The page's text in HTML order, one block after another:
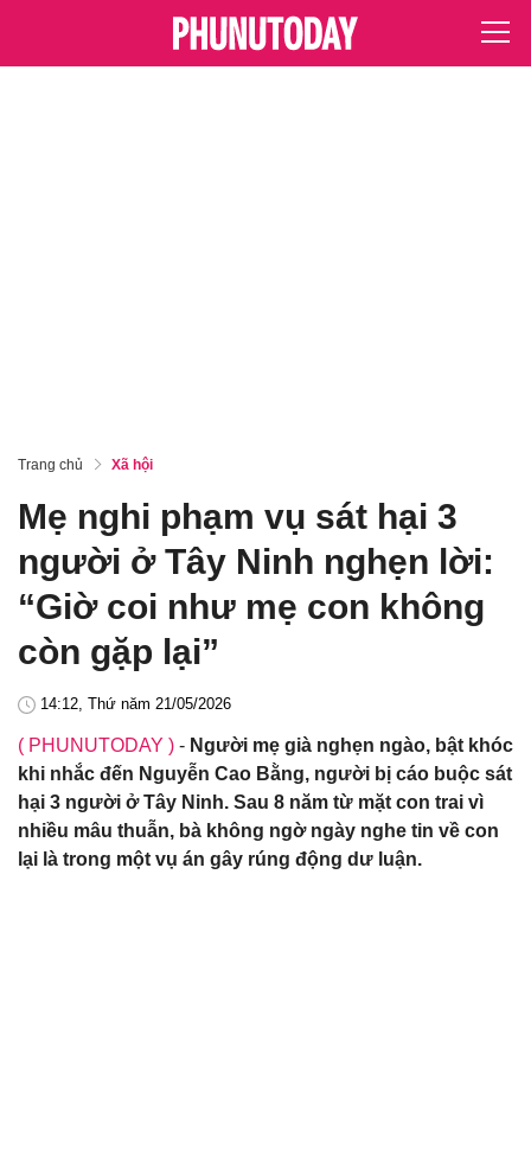
Trang chủ Xã hội
Mẹ nghi phạm vụ sát hại 3
người ở Tây Ninh nghẹn lời:
“Giờ coi như mẹ con không
còn gặp lại”
14:12, Thứ năm 21/05/2026
( PHUNUTODAY ) - Người mẹ già nghẹn ngào, bật khóc
khi nhắc đến Nguyễn Cao Bằng, người bị cáo buộc sát
hại 3 người ở Tây Ninh. Sau 8 năm từ mặt con trai vì
nhiều mâu thuẫn, bà không ngờ ngày nghe tin về con
lại là trong một vụ án gây rúng động dư luận.